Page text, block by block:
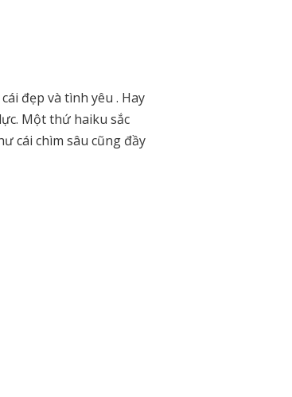
đẹp và tình yêu . Hay
Một thứ haiku sắc
cái chìm sâu cũng đầy